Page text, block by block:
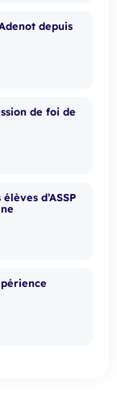
depuis
de foi de
d’ASSP